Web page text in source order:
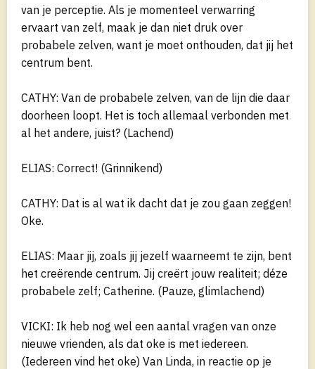
van je perceptie. Als je momenteel verwarring
ervaart van zelf, maak je dan niet druk over
probabele zelven, want je moet onthouden, dat jij het
centrum bent.
CATHY: Van de probabele zelven, van de lijn die daar
doorheen loopt. Het is toch allemaal verbonden met
al het andere, juist? (Lachend)
ELIAS: Correct! (Grinnikend)
CATHY: Dat is al wat ik dacht dat je zou gaan zeggen!
Oke.
ELIAS: Maar jij, zoals jij jezelf waarneemt te zijn, bent
het creërende centrum. Jij creërt jouw realiteit; déze
probabele zelf; Catherine. (Pauze, glimlachend)
VICKI: Ik heb nog wel een aantal vragen van onze
nieuwe vrienden, als dat oke is met iedereen.
(Iedereen vind het oke) Van Linda, in reactie op je